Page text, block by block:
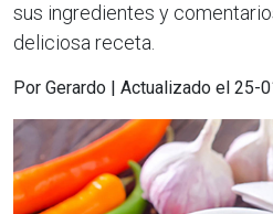
sus ingredientes y
deliciosa receta.
Por Gerardo | Actualizado el 25-